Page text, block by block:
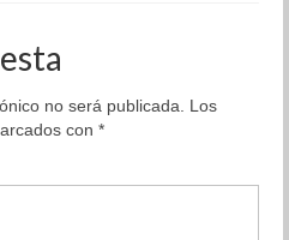
no será publicada.
Los
con *